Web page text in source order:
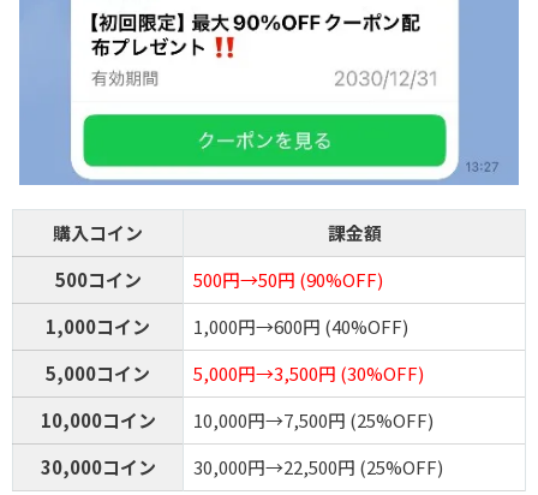
購入コイン
課金額
500コイン
500円→50円 (90%OFF)
1,000コイン
1,000円→600円 (40%OFF)
5,000コイン
5,000円→3,500円 (30%OFF)
10,000コイン
10,000円→7,500円 (25%OFF)
30,000コイン
30,000円→22,500円 (25%OFF)